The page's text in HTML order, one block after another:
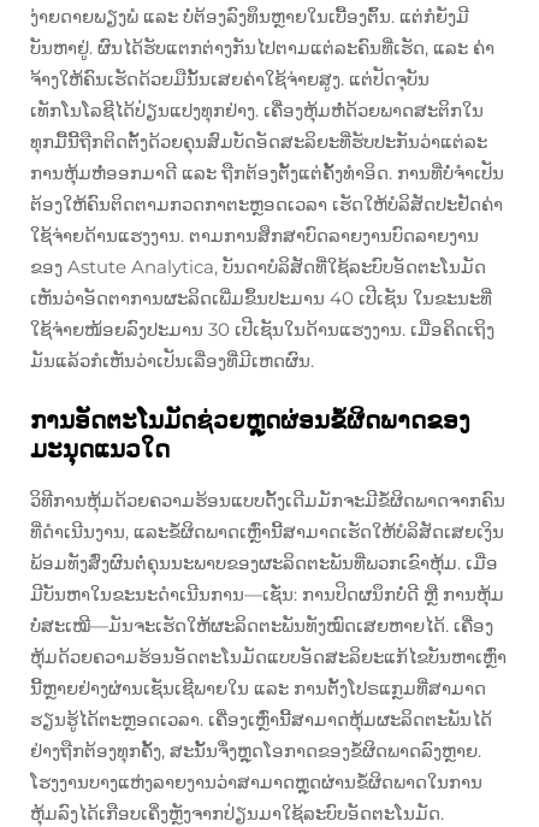
ງ່າຍດາຍພຽງພໍ ແລະ ບໍ່ຕ້ອງລົງທຶນຫຼາຍໃນເບື້ອງຕົ້ນ. ແຕ່ກໍຍັງມີ
ບັນຫາຢູ່. ຜົນໄດ້ຮັບແຕກຕ່າງກັນໄປຕາມແຕ່ລະຄົນທີ່ເຮັດ, ແລະ ຄ່າ
ຈ້າງໃຫ້ຄົນເຮັດດ້ວຍມືນັ້ນເສຍຄ່າໃຊ້ຈ່າຍສູງ. ແຕ່ປັດຈຸບັນ
ເທັກໂນໂລຊີໄດ້ປ່ຽນແປງທຸກຢ່າງ. ເຄື່ອງຫຸ້ມຫໍ່ດ້ວຍພາດສະຕິກໃນ
ທຸກມື້ນີ້ຖືກຕິດຕັ້ງດ້ວຍຄຸນສົມບັດອັດສະລິຍະທີ່ຮັບປະກັນວ່າແຕ່ລະ
ການຫຸ້ມຫໍ່ອອກມາດີ ແລະ ຖືກຕ້ອງຕັ້ງແຕ່ຄັ້ງທຳອິດ. ການທີ່ບໍ່ຈຳເປັນ
ຕ້ອງໃຫ້ຄົນຕິດຕາມກວດກາຕະຫຼອດເວລາ ເຮັດໃຫ້ບໍລິສັດປະຢັດຄ່າ
ໃຊ້ຈ່າຍດ້ານແຮງງານ. ຕາມການສຶກສາບົດລາຍງານບົດລາຍງານ
ຂອງ Astute Analytica, ບັນດາບໍລິສັດທີ່ໃຊ້ລະບົບອັດຕະໂນມັດ
ເຫັນວ່າອັດຕາການຜະລິດເພີ່ມຂຶ້ນປະມານ 40 ເປີເຊັນ ໃນຂະນະທີ່
ໃຊ້ຈ່າຍໜ້ອຍລົງປະມານ 30 ເປີເຊັນໃນດ້ານແຮງງານ. ເມື່ອຄິດເຖິງ
ມັນແລ້ວກໍເຫັນວ່າເປັນເລື່ອງທີ່ມີເຫດຜົນ.
ການອັດຕະໂນມັດຊ່ວຍຫຼຸດຜ່ອນຂໍ້ຜິດພາດຂອງ
ມະນຸດແນວໃດ
ວິທີການຫຸ້ມດ້ວຍຄວາມຮ້ອນແບບດັ້ງເດີມມັກຈະມີຂໍ້ຜິດພາດຈາກຄົນ
ທີ່ດຳເນີນງານ, ແລະຂໍ້ຜິດພາດເຫຼົ່ານີ້ສາມາດເຮັດໃຫ້ບໍລິສັດເສຍເງິນ
ພ້ອມທັງສົ່ງຜົນຕໍ່ຄຸນນະພາບຂອງຜະລິດຕະພັນທີ່ພວກເຂົາຫຸ້ມ. ເມື່ອ
ມີບັນຫາໃນຂະນະດຳເນີນການ—ເຊັ່ນ: ການປິດຜນຶກບໍ່ດີ ຫຼື ການຫຸ້ມ
ບໍ່ສະເໝີ—ມັນຈະເຮັດໃຫ້ຜະລິດຕະພັນທັງໝົດເສຍຫາຍໄດ້. ເຄື່ອງ
ຫຸ້ມດ້ວຍຄວາມຮ້ອນອັດຕະໂນມັດແບບອັດສະລິຍະແກ້ໄຂບັນຫາເຫຼົ່າ
ນີ້ຫຼາຍຢ່າງຜ່ານເຊັນເຊີພາຍໃນ ແລະ ການຕັ້ງໂປຣແກຼມທີ່ສາມາດ
ຮຽນຮູ້ໄດ້ຕະຫຼອດເວລາ. ເຄື່ອງເຫຼົ່ານີ້ສາມາດຫຸ້ມຜະລິດຕະພັນໄດ້
ຢ່າງຖືກຕ້ອງທຸກຄັ້ງ, ສະນັ້ນຈຶ່ງຫຼຸດໂອກາດຂອງຂໍ້ຜິດພາດລົງຫຼາຍ.
ໂຮງງານບາງແຫ່ງລາຍງານວ່າສາມາດຫຼຸດຜ່ານຂໍ້ຜິດພາດໃນການ
ຫຸ້ມລົງໄດ້ເກືອບເຄິ່ງຫຼັງຈາກປ່ຽນມາໃຊ້ລະບົບອັດຕະໂນມັດ.